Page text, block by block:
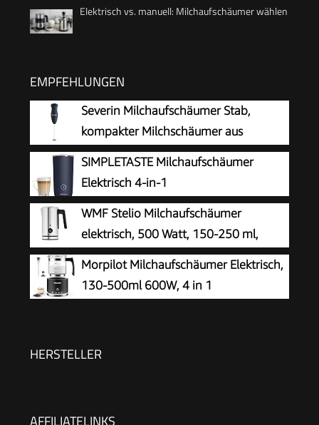
Elektrisch vs. manuell: Milchaufschäumer wählen
EMPFEHLUNGEN
Severin Milchaufschäumer Stab,
kompakter Milchschäumer aus
Edelstahl, elektrischer
Milchaufschäumer mit Batteriebetrieb und
einfacher Handhabung, inkl. 2 Batterien,
schwarz, SM 3590
SIMPLETASTE Milchaufschäumer
Elektrisch 4-in-1
WMF Stelio Milchaufschäumer
elektrisch, 500 Watt, 150-250 ml,
Antihaftbeschichtung, kabellos, für
Milchschaum heiss und kalt, heiße Schokolade,
cromargan matt/silber
Morpilot Milchaufschäumer Elektrisch,
130-500ml 600W, 4 in 1
Schwarz
HERSTELLER